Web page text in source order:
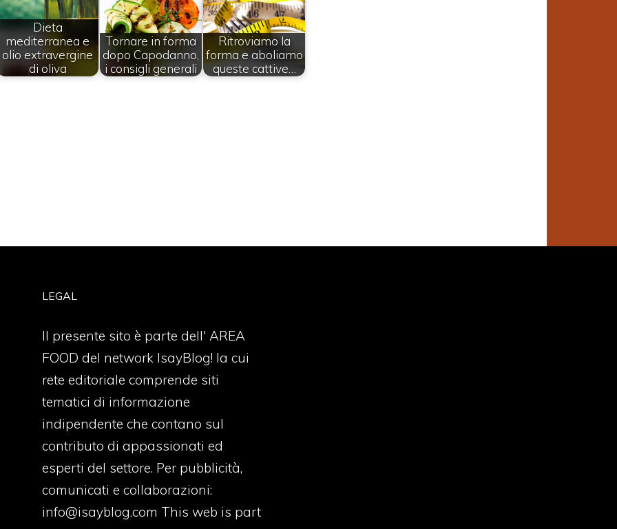
Dieta
mediterranea e
olio extravergine
di oliva
Tornare in forma
dopo Capodanno,
i consigli generali
Ritroviamo la
forma e aboliamo
queste cattive…
LEGAL
Il presente sito è parte dell' AREA
FOOD del network IsayBlog! la cui
rete editoriale comprende siti
tematici di informazione
indipendente che contano sul
contributo di appassionati ed
esperti del settore. Per pubblicità,
comunicati e collaborazioni:
info@isayblog.com This web is part